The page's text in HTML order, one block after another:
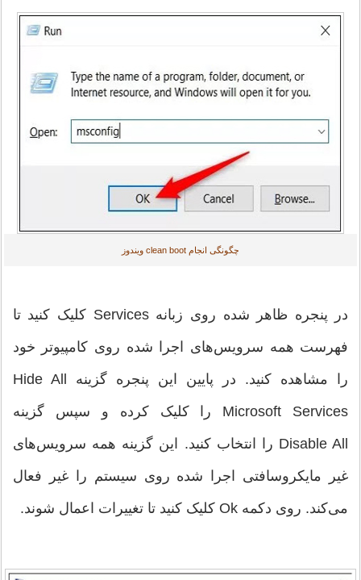
چگونگی انجام clean boot ویندوز
در پنجره ظاهر شده روی زبانه Services کلیک کنید تا
فهرست همه سرویس‌های اجرا شده روی کامپیوتر خود
را مشاهده کنید. در پایین این پنجره گزینه Hide All
Microsoft Services را کلیک کرده و سپس گزینه
Disable All را انتخاب کنید. این گزینه همه سرویس‌های
غیر مایکروسافتی اجرا شده روی سیستم را غیر فعال
می‌کند. روی دکمه Ok کلیک کنید تا تغییرات اعمال شوند.